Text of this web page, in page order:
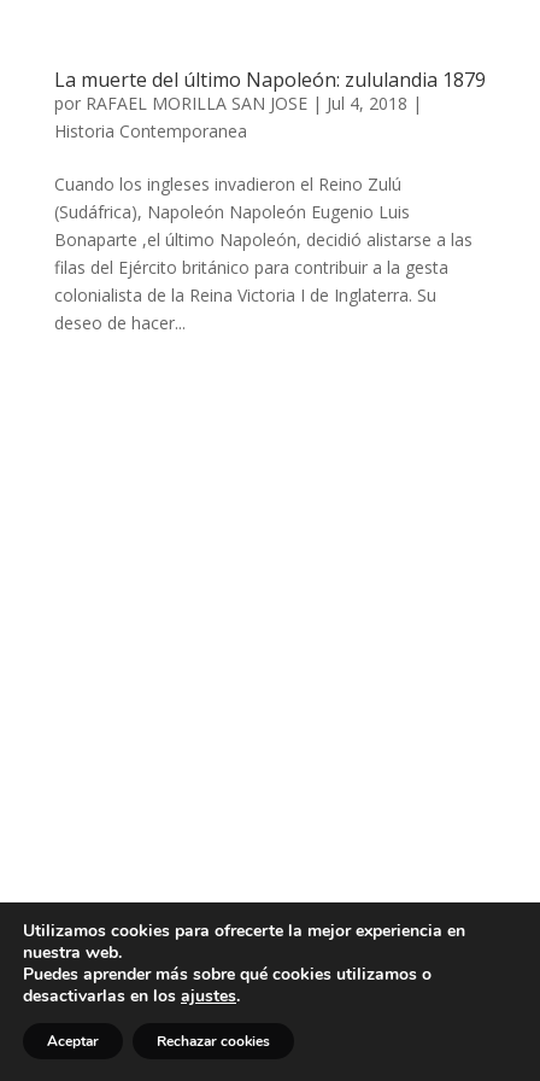
La muerte del último Napoleón: zululandia 1879
por RAFAEL MORILLA SAN JOSE| Jul 4, 2018 |
Historia Contemporanea
Cuando los ingleses invadieron el Reino Zulú
(Sudáfrica), Napoleón Napoleón Eugenio Luis
Bonaparte ,el último Napoleón, decidió alistarse a las
filas del Ejército británico para contribuir a la gesta
colonialista de la Reina Victoria I de Inglaterra. Su
deseo de hacer...
Utilizamos cookies para ofrecerte la mejor experiencia en
nuestra web.
Puedes aprender más sobre qué cookies utilizamos o
desactivarlas en los ajustes.
Aceptar Rechazar cookies